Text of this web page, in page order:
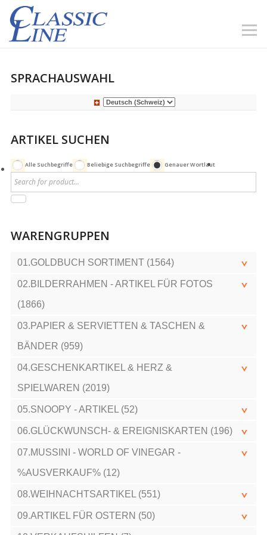
SPRACHAUSWAHL
ARTIKEL SUCHEN
Alle Suchbegriffe Beliebige Suchbegriffe Genauer Wortlaut
WARENGRUPPEN
01.GOLDBUCH SORTIMENT (1564)
02.BILDERRAHMEN - ARTIKEL FÜR FOTOS
(1866)
03.PAPIER & SERVIETTEN & TASCHEN &
BÄNDER (959)
04.GESCHENKARTIKEL & HERZ &
SPIELWAREN (2019)
05.SNOOPY - ARTIKEL (52)
06.GLÜCKWUNSCH- & EREIGNISKARTEN (196)
07.MUSSINI - WORLD OF VINEGAR -
%AUSVERKAUF% (12)
08.WEIHNACHTSARTIKEL (551)
09.ARTIKEL FÜR OSTERN (50)